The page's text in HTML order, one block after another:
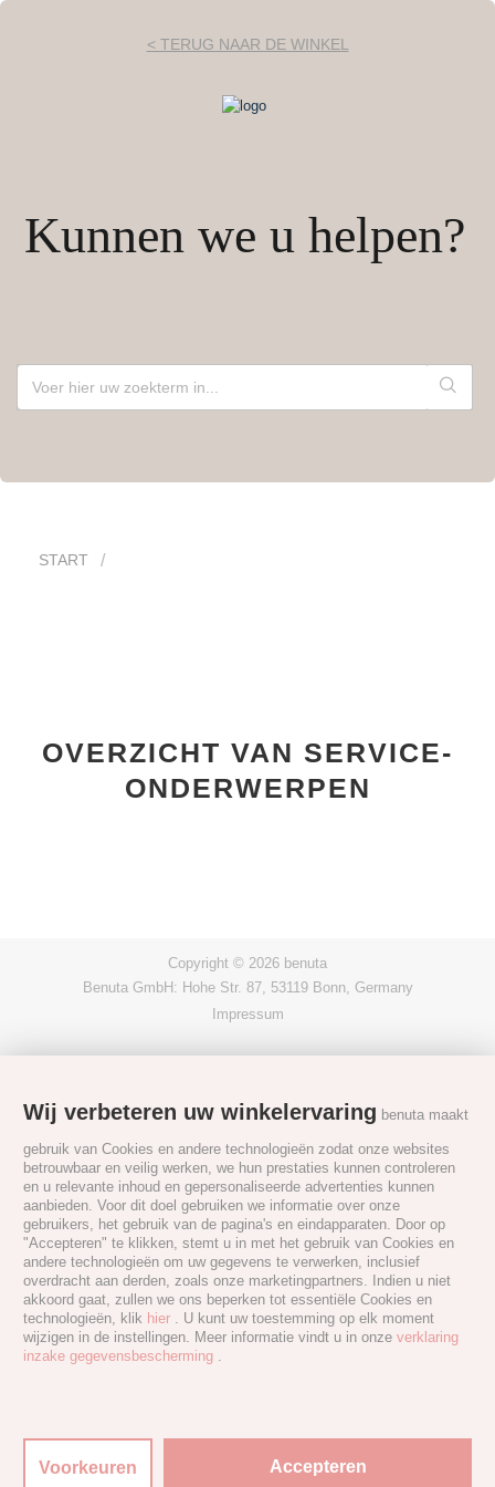
< TERUG NAAR DE WINKEL
Kunnen we u helpen?
START
OVERZICHT VAN SERVICE-
ONDERWERPEN
Copyright © 2026 benuta
Benuta GmbH: Hohe Str. 87, 53119 Bonn, Germany
Impressum
Wij verbeteren uw winkelervaring benuta maakt
gebruik van Cookies en andere technologieën zodat onze websites
betrouwbaar en veilig werken, we hun prestaties kunnen controleren
en u relevante inhoud en gepersonaliseerde advertenties kunnen
aanbieden. Voor dit doel gebruiken we informatie over onze
gebruikers, het gebruik van de pagina's en eindapparaten. Door op
"Accepteren" te klikken, stemt u in met het gebruik van Cookies en
andere technologieën om uw gegevens te verwerken, inclusief
overdracht aan derden, zoals onze marketingpartners. Indien u niet
akkoord gaat, zullen we ons beperken tot essentiële Cookies en
technologieën, klik hier . U kunt uw toestemming op elk moment
wijzigen in de instellingen. Meer informatie vindt u in onze verklaring
inzake gegevensbescherming .
Accepteren
Voorkeuren